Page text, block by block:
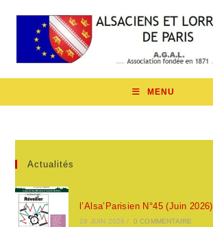
MENU
Actualités
l’Alsa’Parisien N°45 (Juin 2026)
29 JUIN 2026 / 0 COMMENTAIRE